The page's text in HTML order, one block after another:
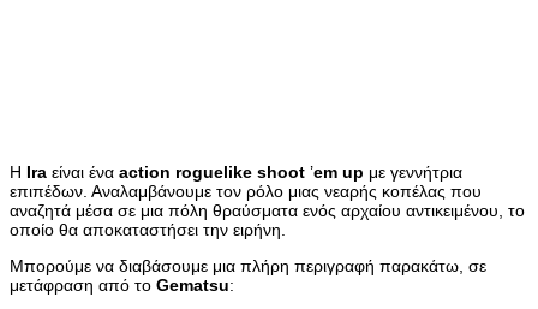
Η Ira είναι ένα action roguelike shoot ’em up με γεννήτρια
επιπέδων. Αναλαμβάνουμε τον ρόλο μιας νεαρής κοπέλας που
αναζητά μέσα σε μια πόλη θραύσματα ενός αρχαίου αντικειμένου, το
οποίο θα αποκαταστήσει την ειρήνη.
Μπορούμε να διαβάσουμε μια πλήρη περιγραφή παρακάτω, σε
μετάφραση από το Gematsu: